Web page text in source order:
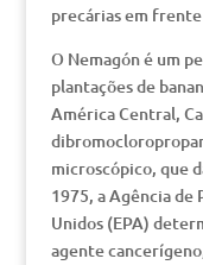
precárias em
O Nemagón é um
plantações de
América Central,
microscópico, que
1975, a Agência de
Unidos (EPA)
agente